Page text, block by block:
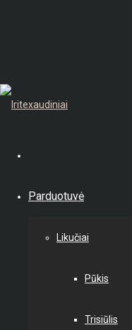
Parduotuvė
Likučiai
Pūkis
Trisiūlis